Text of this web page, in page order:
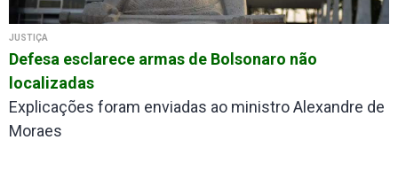
JUSTIÇA
Defesa esclarece armas de Bolsonaro não
localizadas
Explicações foram enviadas ao ministro Alexandre de
Moraes